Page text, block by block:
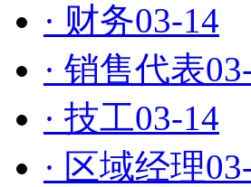
· 财务03-14
· 销售代表
· 技工03-14
· 区域经理